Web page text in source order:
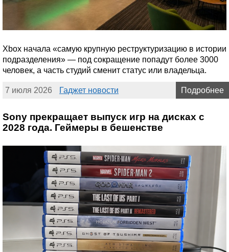
Xbox начала «самую крупную реструктуризацию в истории
подразделения» — под сокращение попадут более 3000
человек, а часть студий сменит статус или владельца.
7 июля 2026 Гаджет новости Подробнее
Sony прекращает выпуск игр на дисках с
2028 года. Геймеры в бешенстве